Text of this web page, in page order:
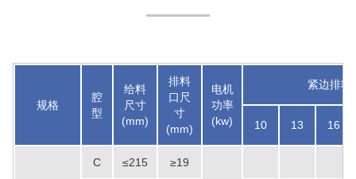
规格
腔
型
给料
尺寸
(mm)
排料
口尺
寸
(mm)
电机
功率
(kw)
紧边排料
10 13 16
C ≤215 ≥19